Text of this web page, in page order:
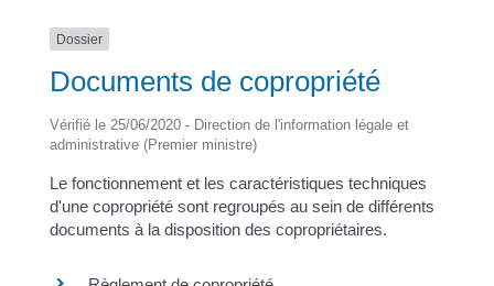
Dossier
Documents de copropriété
Vérifié le 25/06/2020 - Direction de l'information légale et
administrative (Premier ministre)
Le fonctionnement et les caractéristiques techniques
d'une copropriété sont regroupés au sein de différents
documents à la disposition des copropriétaires.